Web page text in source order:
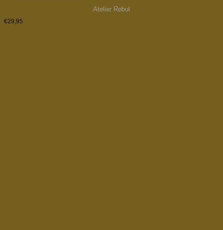
Atelier Rebul
€29,95